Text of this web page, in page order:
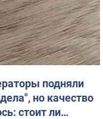
подняли
но качество
стоит ли